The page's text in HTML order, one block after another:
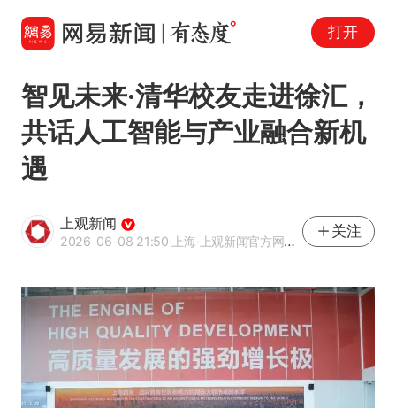
打开
智见未来·清华校友走进徐汇，
共话人工智能与产业融合新机
遇
上观新闻
2026-06-08 21:50·上海·上观新闻官方网易号
关注